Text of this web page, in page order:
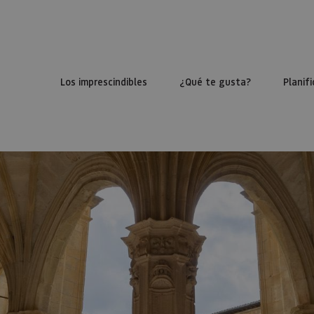
Los imprescindibles ¿Qué te gusta?